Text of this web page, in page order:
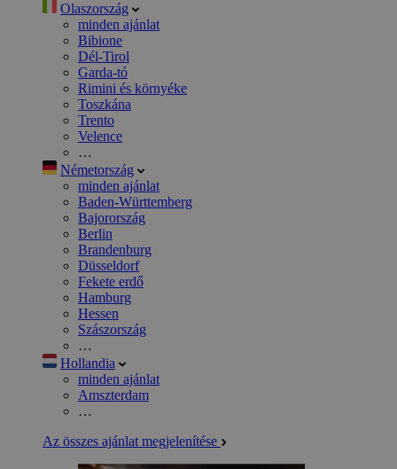
Olaszország
minden ajánlat
Bibione
Dél-Tirol
Garda-tó
Rimini és környéke
Toszkána
Trento
Velence
…
Németország
minden ajánlat
Baden-Württemberg
Bajorország
Berlin
Brandenburg
Düsseldorf
Fekete erdő
Hamburg
Hessen
Szászország
…
Hollandia
minden ajánlat
Amszterdam
…
Az összes ajánlat megjelenítése